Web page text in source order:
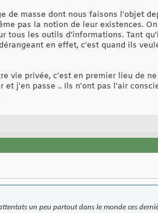
de masse dont nous faisons l'objet
pas la notion de leur existences.
tous les outils d'informations. Tant
en effet, c'est quand ils
vie privée, c'est en premier lieu de
et j'en passe .. Ils n'ont pas l'air
un peu partout dans le monde ces